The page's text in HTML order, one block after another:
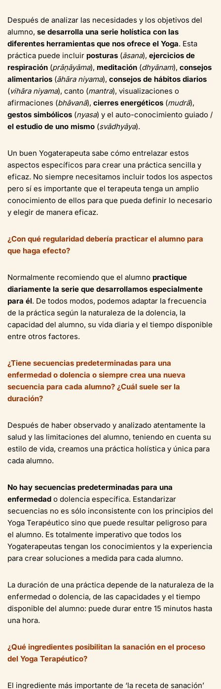
Después de analizar las necesidades y los objetivos del
alumno, se desarrolla una serie holística con las
diferentes herramientas que nos ofrece el Yoga. Esta
práctica puede incluir posturas (āsana), ejercicios de
respiración (prāṇāyāma), meditación (dhyānam), consejos
alimentarios (āhāra niyama), consejos de hábitos diarios
(vihāra niyama), canto (mantra), visualizaciones o
afirmaciones (bhāvanā), cierres energéticos (mudrā),
gestos simbólicos (nyasa) y el auto-conocimiento guiado /
el estudio de uno mismo (svādhyāya).
Un buen Yogaterapeuta sabe cómo entrelazar estos
aspectos específicos para crear una práctica sencilla y
eficaz. No siempre necesitamos incluir todos los aspectos
pero sí es importante que el terapeuta tenga un amplio
conocimiento de ellos para que pueda definir lo necesario
y elegir de manera eficaz.
¿Con qué regularidad debería practicar el alumno para
que haga efecto?
Normalmente recomiendo que el alumno practique
diariamente la serie que desarrollamos especialmente
para él. De todos modos, podemos adaptar la frecuencia
de la práctica según la naturaleza de la dolencia, la
capacidad del alumno, su vida diaria y el tiempo disponible
entre otros factores.
¿Tiene secuencias predeterminadas para una
enfermedad o dolencia o siempre crea una nueva
secuencia para cada alumno? ¿Cuál suele ser la
duración?
Después de haber observado y analizado atentamente la
salud y las limitaciones del alumno, teniendo en cuenta su
estilo de vida, creamos una práctica holística y única para
cada alumno.
No hay secuencias predeterminadas para una
enfermedad o dolencia específica. Estandarizar
secuencias no es sólo inconsistente con los principios del
Yoga Terapéutico sino que puede resultar peligroso para
el alumno. Es totalmente imperativo que todos los
Yogaterapeutas tengan los conocimientos y la experiencia
para crear soluciones a medida para cada alumno.
La duración de una práctica depende de la naturaleza de la
enfermedad o dolencia, de las capacidades y el tiempo
disponible del alumno: puede durar entre 15 minutos hasta
una hora.
¿Qué ingredientes posibilitan la sanación en el proceso
del Yoga Terapéutico?
El ingrediente más importante de ‘la receta de sanación’